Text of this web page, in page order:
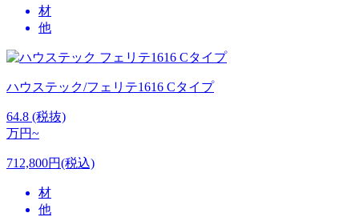
材
他
ハウステック/フェリテ1616 Cタイプ
64.8 (税抜)
万円~
712,800円(税込)
材
他